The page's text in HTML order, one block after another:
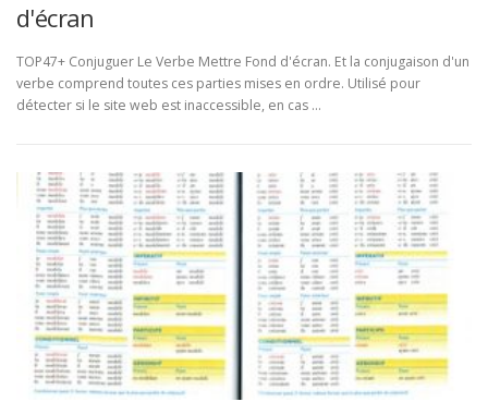
d'écran
TOP47+ Conjuguer Le Verbe Mettre Fond d'écran. Et la conjugaison d'un
verbe comprend toutes ces parties mises en ordre. Utilisé pour
détecter si le site web est inaccessible, en cas …